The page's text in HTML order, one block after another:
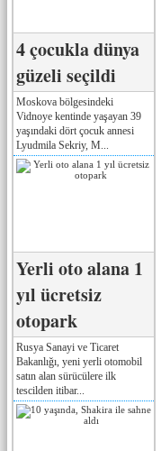
4 çocukla dünya
güzeli seçildi
Moskova bölgesindeki
Vidnoye kentinde yaşayan 39
yaşındaki dört çocuk annesi
Lyudmila Sekriy, M...
Yerli oto alana 1
yıl ücretsiz
otopark
Rusya Sanayi ve Ticaret
Bakanlığı, yeni yerli otomobil
satın alan sürücülere ilk
tescilden itibar...